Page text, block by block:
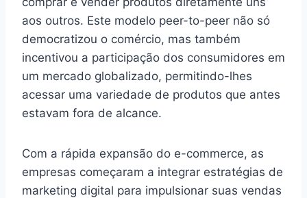
aos outros. Este modelo peer-to-peer não só
democratizou o comércio, mas também
incentivou a participação dos consumidores em
um mercado globalizado, permitindo-lhes
acessar uma variedade de produtos que antes
estavam fora de alcance.
Com a rápida expansão do e-commerce, as
empresas começaram a integrar estratégias de
marketing digital para impulsionar suas vendas